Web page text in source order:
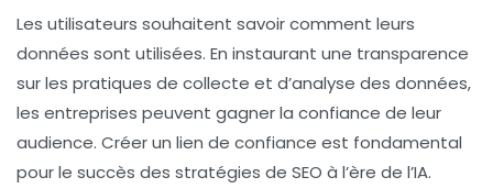
Les utilisateurs souhaitent savoir comment leurs
données sont utilisées. En instaurant une transparence
sur les pratiques de collecte et d’analyse des données,
les entreprises peuvent gagner la confiance de leur
audience. Créer un lien de confiance est fondamental
pour le succès des stratégies de SEO à l’ère de l’IA.